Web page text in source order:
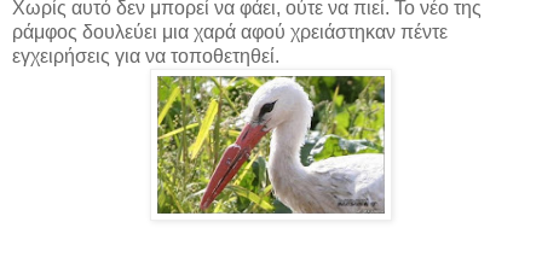
Χωρίς αυτό δεν μπορεί να φάει, ούτε να πιεί. Το νέο της
ράμφος δουλεύει μια χαρά αφού χρειάστηκαν πέντε
εγχειρήσεις για να τοποθετηθεί.